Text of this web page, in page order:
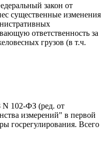
закон от
существенные изменения
ответственность за
грузов (в т.ч.
N 102-ФЗ (ред. от
измерений" в первой
госрегулирования. Всего